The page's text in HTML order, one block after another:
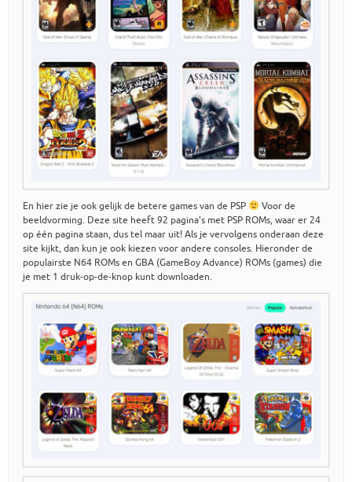
En hier zie je ook gelijk de betere games van de PSP
Voor de
beeldvorming. Deze site heeft 92 pagina’s met PSP ROMs, waar er 24
op één pagina staan, dus tel maar uit! Als je vervolgens onderaan deze
site kijkt, dan kun je ook kiezen voor andere consoles. Hieronder de
populairste N64 ROMs en GBA (GameBoy Advance) ROMs (games) die
je met 1 druk-op-de-knop kunt downloaden.